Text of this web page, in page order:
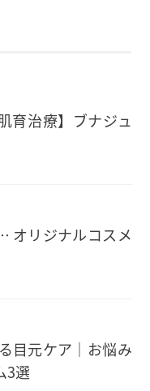
育治療】ブナジュ
オリジナルコスメ
目元ケア｜お悩み
3選